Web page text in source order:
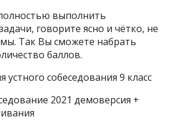
выполнить
говорите ясно и чётко, не
Так Вы сможете набрать
баллов.
устного собеседования 9 класс
2021 демоверсия +